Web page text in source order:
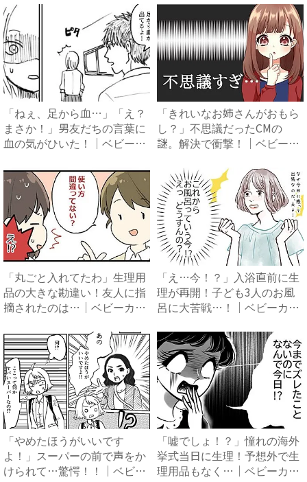
「ねぇ、足から血…」「え？
まさか！」男友だちの言葉に
血の気がひいた！｜ベビーカ
「きれいなお姉さんがおもら
し？」不思議だったCMの
謎。解決で衝撃！｜ベビーカ
「丸ごと入れてたわ」生理用
品の大きな勘違い！友人に指
摘されたのは…｜ベビーカレ
「え…今！？」入浴直前に生
理が再開！子ども3人のお風
呂に大苦戦…！｜ベビーカレ
「やめたほうがいいです
よ！」スーパーの前で声をか
けられて…驚愕！！｜ベビー
「嘘でしょ！？」憧れの海外
挙式当日に生理！予想外で生
理用品もなく…｜ベビーカレ